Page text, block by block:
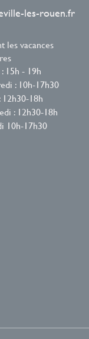
les-rouen.fr
les vacances
15h - 19h
: 10h-17h30
18h
: 12h30-18h
10h-17h30